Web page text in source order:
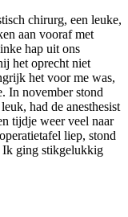
chirurg, een leuke,
aan vooraf met
hap uit ons
het oprecht niet
het voor me was,
In november stond
had de anesthesist
tijdje weer veel naar
liep, stond
Ik ging stikgelukkig